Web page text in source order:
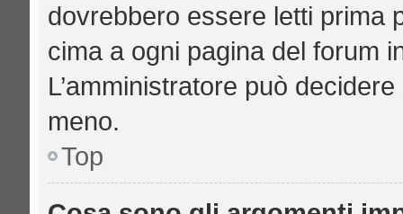
dovrebbero essere letti prima
cima a ogni pagina del forum
L’amministratore può
meno.
Top